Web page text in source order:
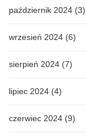
październik 2024 (3)
wrzesień 2024 (6)
sierpień 2024 (7)
lipiec 2024 (4)
czerwiec 2024 (9)